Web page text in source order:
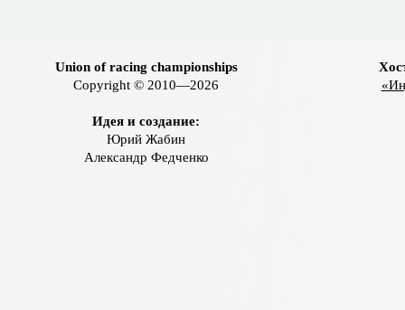
Union of racing championships
Copyright © 2010—2026
Идея и создание:
Юрий Жабин
Александр Федченко